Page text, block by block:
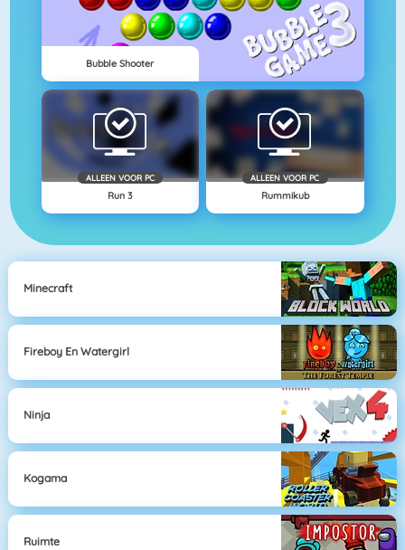
Bubble Shooter
ALLEEN VOOR PC
Run 3
ALLEEN VOOR PC
Rummikub
Minecraft
Fireboy En Watergirl
Ninja
Kogama
Ruimte